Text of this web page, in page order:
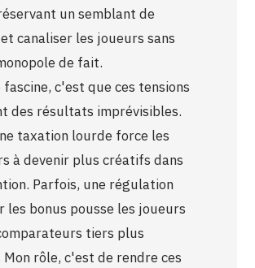
un semblant de
canaliser les joueurs sans
de fait.
fascine, c'est que ces tensions
des résultats imprévisibles.
taxation lourde force les
à devenir plus créatifs dans
Parfois, une régulation
les bonus pousse les joueurs
tiers plus
rôle, c'est de rendre ces